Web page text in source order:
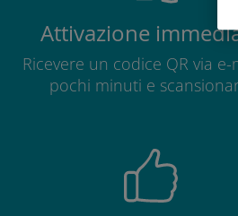
Attivazione
Ricevere un codice QR via e-
pochi minuti e